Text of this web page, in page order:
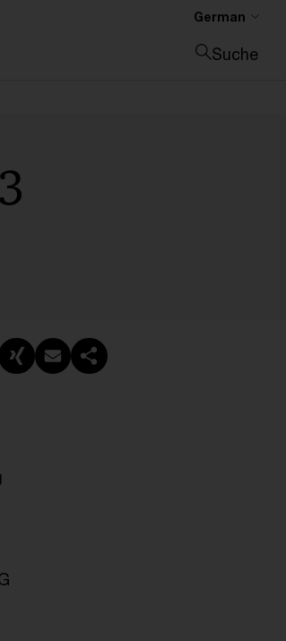
German
Suche
teilen
Auf Xing teilen
Per E-Mail teilen
Link kopieren